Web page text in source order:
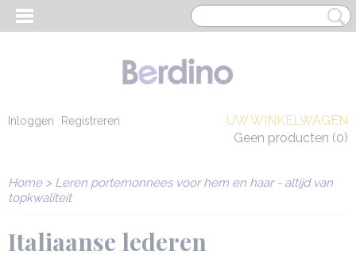
Inloggen Registreren
UW WINKELWAGEN
Geen producten (0)
Home> Leren portemonnees voor hem en haar - altijd van
topkwaliteit
Italiaanse lederen